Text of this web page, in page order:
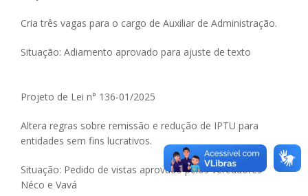
Cria três vagas para o cargo de Auxiliar de Administração.
Situação: Adiamento aprovado para ajuste de texto
Projeto de Lei n° 136-01/2025
Altera regras sobre remissão e redução de IPTU para
entidades sem fins lucrativos.
Situação: Pedido de vistas aprovado pelos vereadores
Néco e Vavá